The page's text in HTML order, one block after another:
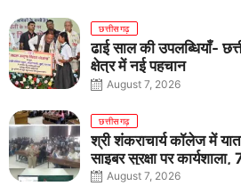
छत्तीसगढ़
ढाई साल की उपलब्धियाँ-
क्षेत्र में नई पहचान
August 7, 2026
छत्तीसगढ़
श्री शंकराचार्य कॉलेज में
साइबर सुरक्षा पर कार्यशाला,
जागरूकता का संकल्प
August 7, 2026